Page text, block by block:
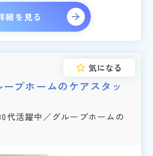
細を見る
プホームのケアスタッ
代活躍中／グループホームの
気になる